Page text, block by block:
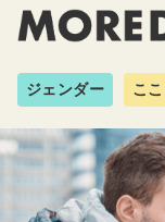
ジェンダー こ